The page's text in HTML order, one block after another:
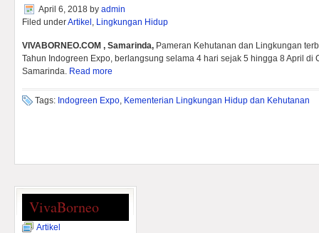
April 6, 2018 by admin
Filed underArtikel , Lingkungan Hidup
VIVABORNEO.COM , Samarinda, Pameran Kehutanan dan Lingkungan
Tahun Indogreen Expo, berlangsung selama 4 hari sejak 5 hingga 8 April di
Samarinda. Read more
Tags: Indogreen Expo, Kementerian Lingkungan Hidup dan Kehutanan
VivaBorneo
Artikel